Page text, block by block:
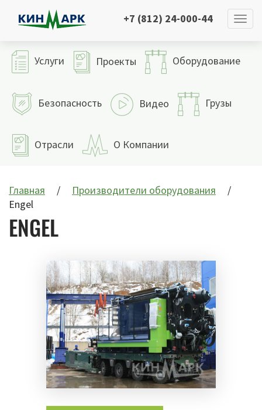
+7 (812) 24-000-44
Услуги Проекты Оборудование
Безопасность Видео Грузы
Отрасли О Компании
Главная
Производители оборудования
Engel
ENGEL